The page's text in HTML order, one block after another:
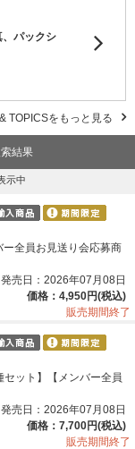
パックシ
TOPICSをもっと見る
結果
示中
ー全員お見送り会応募商
発売日：2026年07月08日
価格：4,950円(税込)
販売期間終了
セット】【メンバー全員
発売日：2026年07月08日
価格：7,700円(税込)
販売期間終了